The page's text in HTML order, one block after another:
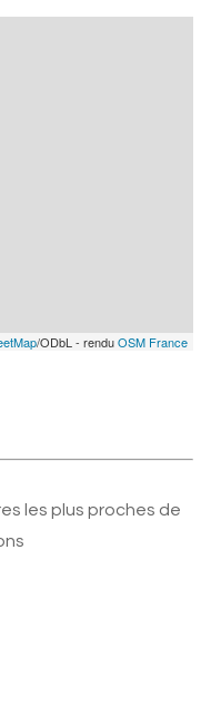
/ODbL - renduOSM France
les plus proches de